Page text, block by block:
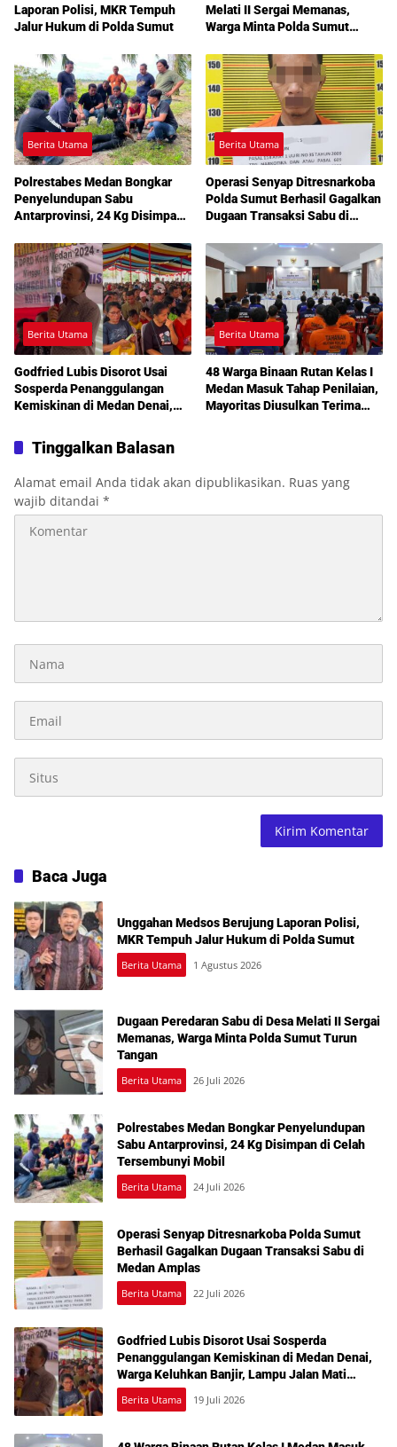
Laporan Polisi, MKR Tempuh
Jalur Hukum di Polda Sumut
Melati II Sergai Memanas,
Warga Minta Polda Sumut
Berita Utama
Polrestabes Medan Bongkar
Penyelundupan Sabu
Antarprovinsi, 24 Kg Disimpan
Berita Utama
Operasi Senyap Ditresnarkoba
Polda Sumut Berhasil Gagalkan
Dugaan Transaksi Sabu di
Berita Utama
Godfried Lubis Disorot Usai
Sosperda Penanggulangan
Kemiskinan di Medan Denai,
Jalan Mati hingga Sulit Akses
Bantuan
Berita Utama
48 Warga Binaan Rutan Kelas I
Medan Masuk Tahap Penilaian,
Mayoritas Diusulkan Terima
Tinggalkan Balasan
Alamat email Anda tidak akan dipublikasikan. Ruas yang
wajib ditandai *
Baca Juga
Unggahan Medsos Berujung Laporan Polisi,
MKR Tempuh Jalur Hukum di Polda Sumut
Berita Utama 1 Agustus 2026
Dugaan Peredaran Sabu di Desa Melati II Sergai
Memanas, Warga Minta Polda Sumut Turun
Tangan
Berita Utama 26 Juli 2026
Polrestabes Medan Bongkar Penyelundupan
Sabu Antarprovinsi, 24 Kg Disimpan di Celah
Tersembunyi Mobil
Berita Utama 24 Juli 2026
Operasi Senyap Ditresnarkoba Polda Sumut
Berhasil Gagalkan Dugaan Transaksi Sabu di
Medan Amplas
Berita Utama 22 Juli 2026
Godfried Lubis Disorot Usai Sosperda
Penanggulangan Kemiskinan di Medan Denai,
Warga Keluhkan Banjir, Lampu Jalan Mati
hingga Sulit Akses Bantuan
Berita Utama 19 Juli 2026